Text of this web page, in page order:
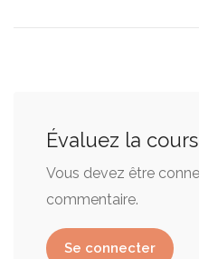
Évaluez la
Vous devez être
commentaire.
Se connecter